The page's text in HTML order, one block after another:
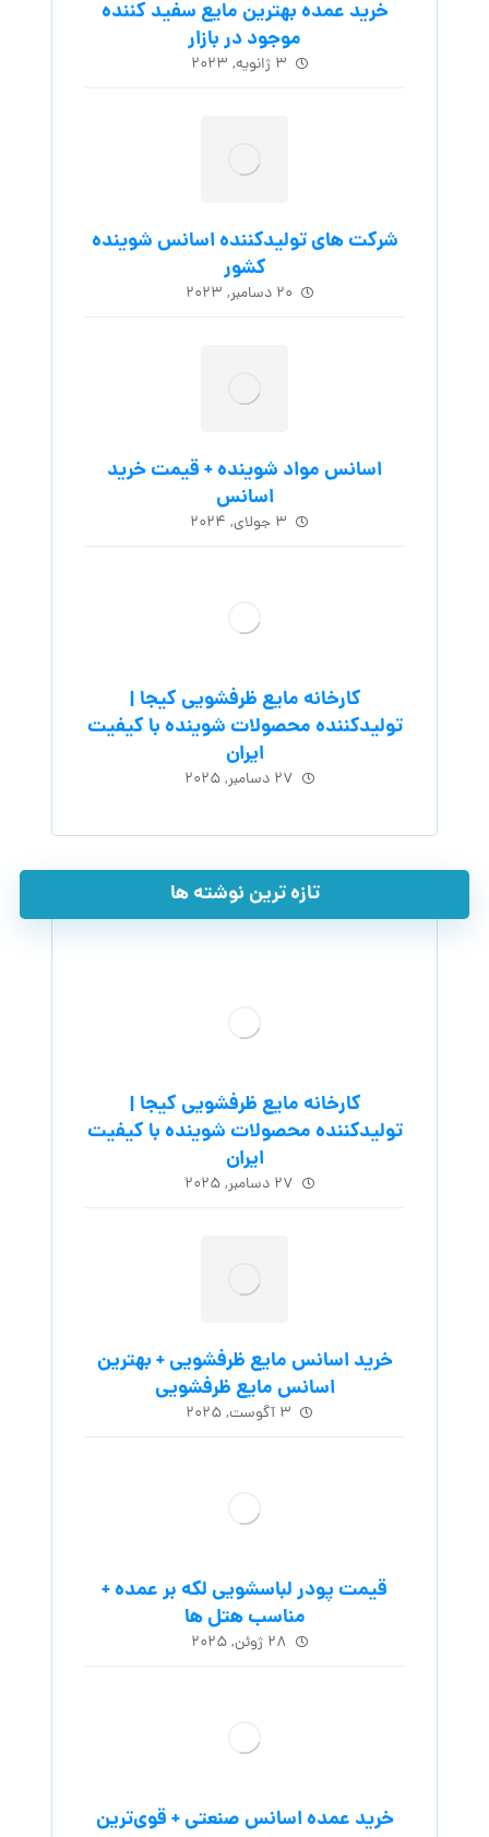
خرید عمده بهترین مایع سفید کننده
موجود در بازار
۳ ژانویه, ۲۰۲۳
شرکت های تولیدکننده اسانس شوینده
کشور
۲۰ دسامبر, ۲۰۲۳
اسانس مواد شوینده + قیمت خرید
اسانس
۳ جولای, ۲۰۲۴
کارخانه مایع ظرفشویی کیجا |
تولیدکننده محصولات شوینده با کیفیت
ایران
۲۷ دسامبر, ۲۰۲۵
تازه ترین نوشته ها
کارخانه مایع ظرفشویی کیجا |
تولیدکننده محصولات شوینده با کیفیت
ایران
۲۷ دسامبر, ۲۰۲۵
خرید اسانس مایع ظرفشویی + بهترین
اسانس مایع ظرفشویی
۳ آگوست, ۲۰۲۵
قیمت پودر لباسشویی لکه بر عمده +
مناسب هتل ها
۲۸ ژوئن, ۲۰۲۵
خرید عمده اسانس صنعتی + قوی‌ترین